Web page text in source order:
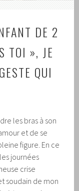
DE 2
TOI », JE
QUI
les bras à son
et de se
figure. En ce
journées
crise
soudain de mon